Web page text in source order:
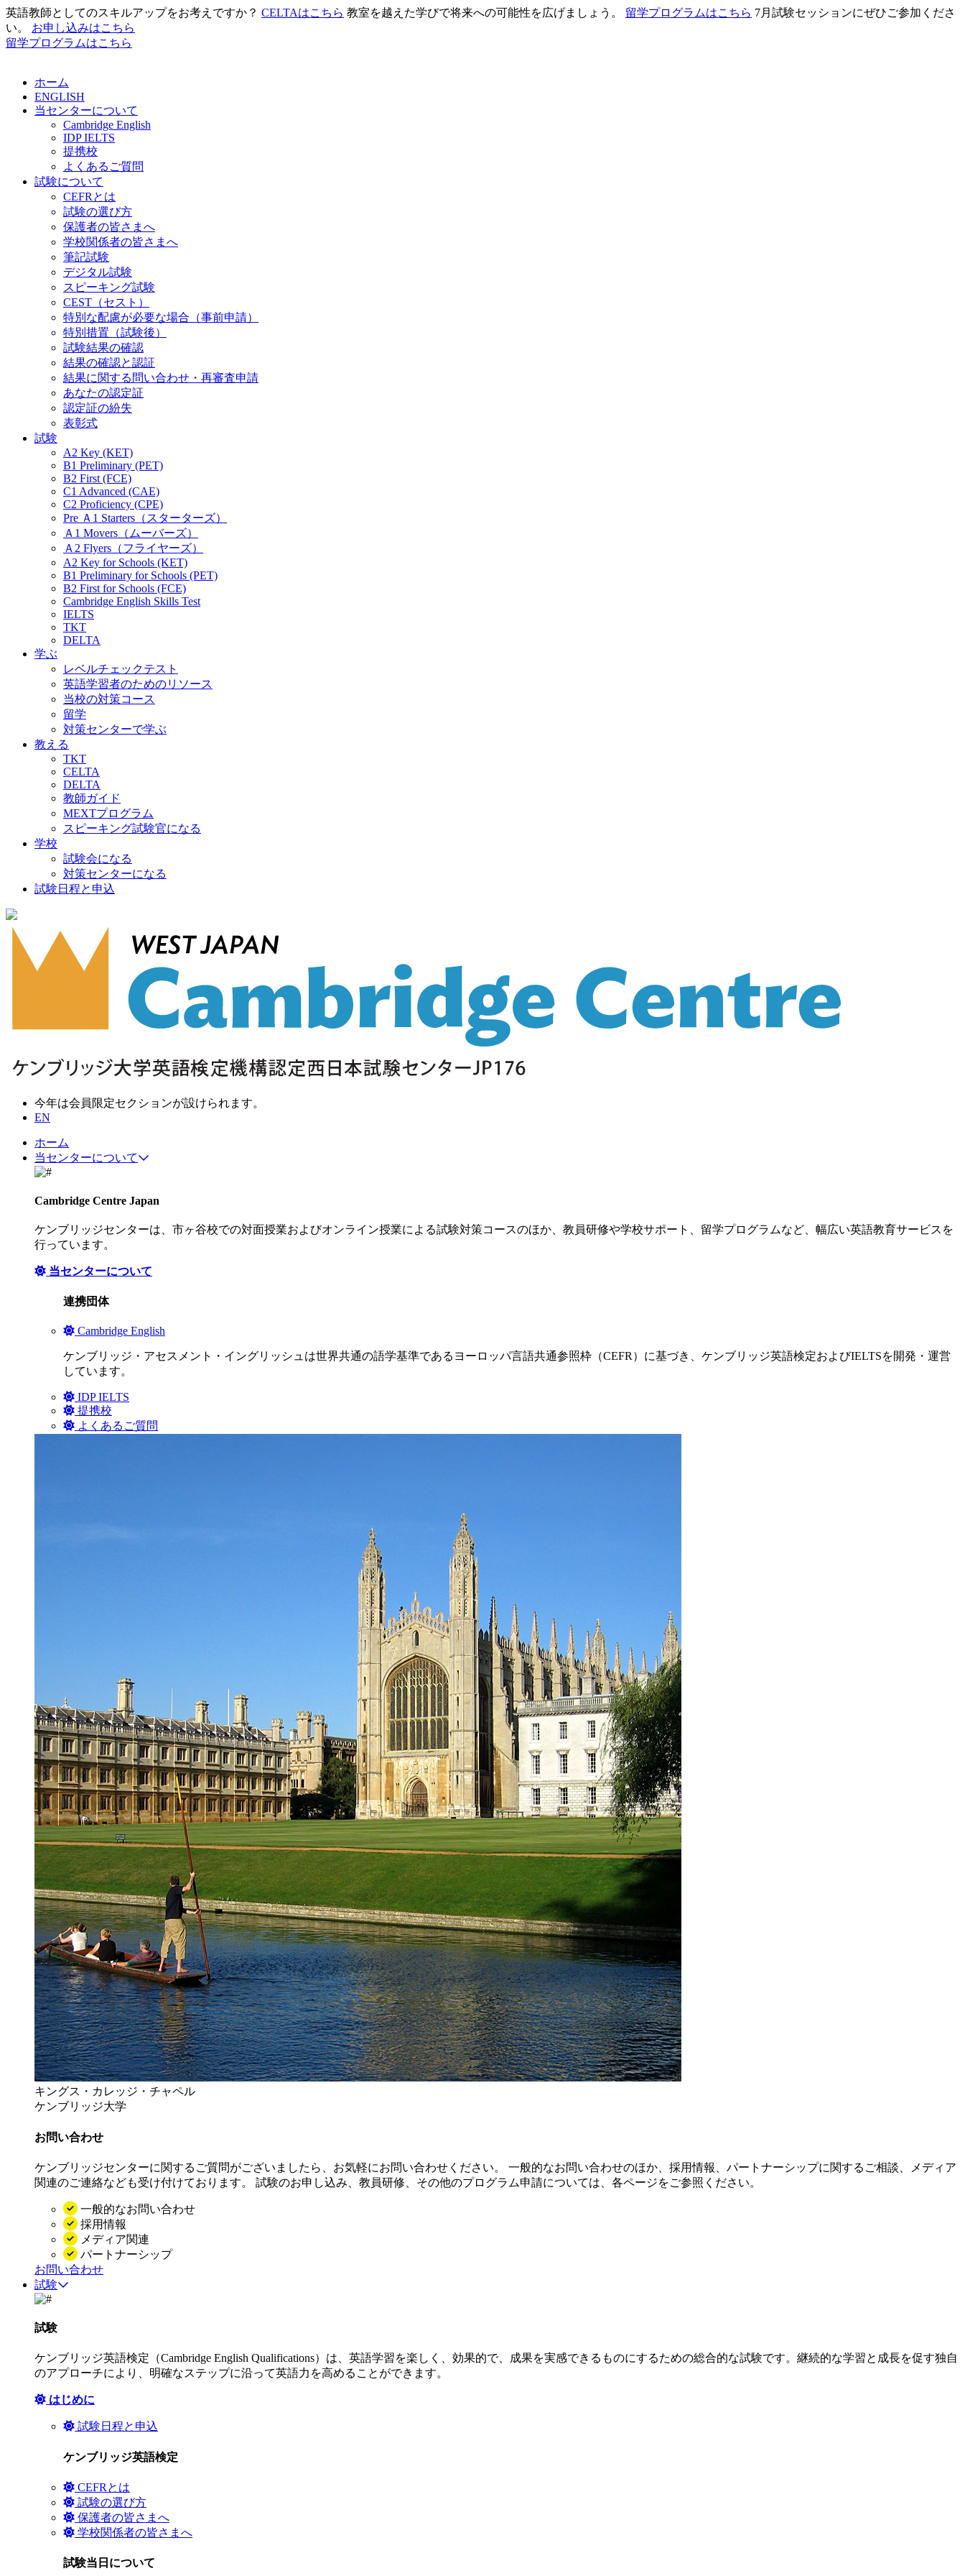
英語教師としてのスキルアップをお考えですか？ CELTAはこちら 教室を越えた学びで将来への可能性を広げましょう。 留学プログラムはこちら 7月試験セッションにぜひご参加くださ
い。 お申し込みはこちら
留学プログラムはこちら
ホーム
ENGLISH
当センターについて
Cambridge English
IDP IELTS
提携校
よくあるご質問
試験について
CEFRとは
試験の選び方
保護者の皆さまへ
学校関係者の皆さまへ
筆記試験
デジタル試験
スピーキング試験
CEST（セスト）
特別な配慮が必要な場合（事前申請）
特別措置（試験後）
試験結果の確認
結果の確認と認証
結果に関する問い合わせ・再審査申請
あなたの認定証
認定証の紛失
表彰式
試験
A2 Key (KET)
B1 Preliminary (PET)
B2 First (FCE)
C1 Advanced (CAE)
C2 Proficiency (CPE)
Pre Ａ1 Starters（スターターズ）
Ａ1 Movers（ムーバーズ）
Ａ2 Flyers（フライヤーズ）
A2 Key for Schools (KET)
B1 Preliminary for Schools (PET)
B2 First for Schools (FCE)
Cambridge English Skills Test
IELTS
TKT
DELTA
学ぶ
レベルチェックテスト
英語学習者のためのリソース
当校の対策コース
留学
対策センターで学ぶ
教える
TKT
CELTA
DELTA
教師ガイド
MEXTプログラム
スピーキング試験官になる
学校
試験会になる
対策センターになる
試験日程と申込
今年は会員限定セクションが設けられます。
EN
ホーム
当センターについて
Cambridge Centre Japan
ケンブリッジセンターは、市ヶ谷校での対面授業およびオンライン授業による試験対策コースのほか、教員研修や学校サポート、留学プログラムなど、幅広い英語教育サービスを
行っています。
当センターについて
連携団体
Cambridge English
ケンブリッジ・アセスメント・イングリッシュは世界共通の語学基準であるヨーロッパ言語共通参照枠（CEFR）に基づき、ケンブリッジ英語検定およびIELTSを開発・運営
しています。
IDP IELTS
提携校
よくあるご質問
キングス・カレッジ・チャペル
ケンブリッジ大学
お問い合わせ
ケンブリッジセンターに関するご質問がございましたら、お気軽にお問い合わせください。 一般的なお問い合わせのほか、採用情報、パートナーシップに関するご相談、メディア
関連のご連絡なども受け付けております。 試験のお申し込み、教員研修、その他のプログラム申請については、各ページをご参照ください。
一般的なお問い合わせ
採用情報
メディア関連
パートナーシップ
お問い合わせ
試験
試験
ケンブリッジ英語検定（Cambridge English Qualifications）は、英語学習を楽しく、効果的で、成果を実感できるものにするための総合的な試験です。継続的な学習と成長を促す独自
のアプローチにより、明確なステップに沿って英語力を高めることができます。
はじめに
試験日程と申込
ケンブリッジ英語検定
CEFRとは
試験の選び方
保護者の皆さまへ
学校関係者の皆さまへ
試験当日について